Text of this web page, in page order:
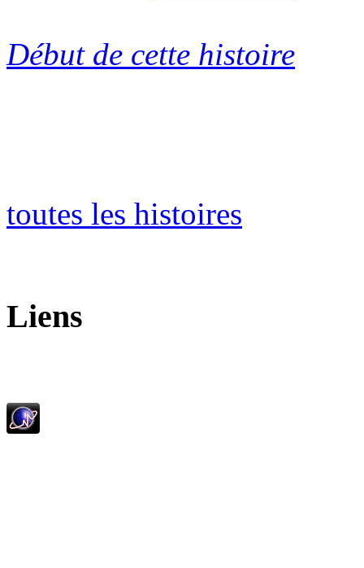
Début de cette histoire
toutes les histoires
Liens